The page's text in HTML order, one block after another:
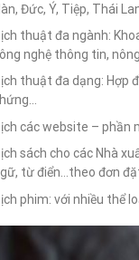
Đức, Ý, Tiệp, Thái
thuật đa ngành:
nghệ thông tin,
thuật đa dạng: Hợp
các website – phần
sách cho các Nhà
từ điển…theo đơn
phim: với nhiều thể